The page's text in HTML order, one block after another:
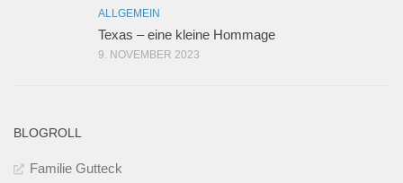
ALLGEMEIN
Texas – eine kleine Hommage
9. NOVEMBER 2023
BLOGROLL
Familie Gutteck